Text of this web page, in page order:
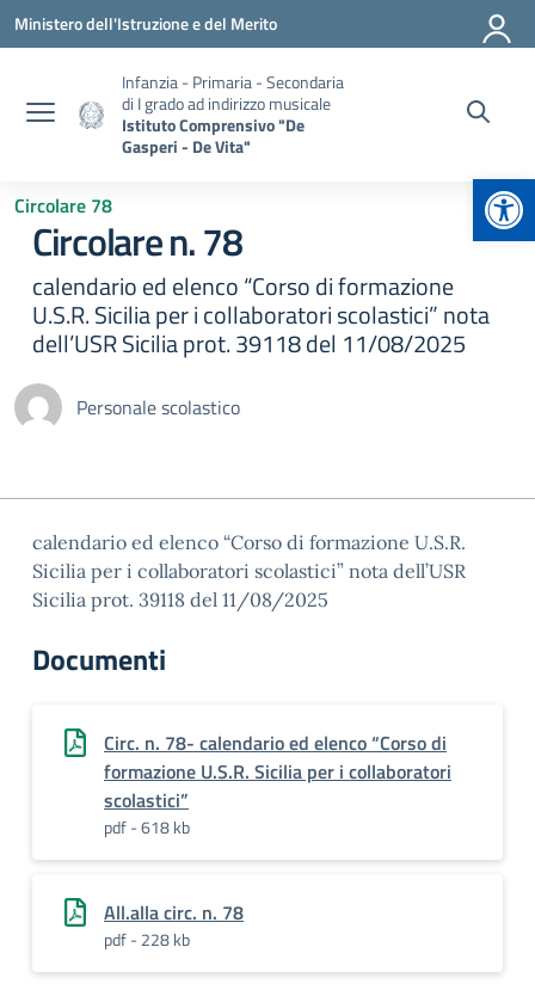
Vai ai contenuti
Vai al menu di navigazione
Vai al footer
Ministero dell'Istruzione e del Merito
Infanzia - Primaria - Secondaria
di I grado ad indirizzo musicale
Istituto Comprensivo "De
Gasperi - De Vita"
Circolare 78
Circolare n. 78
calendario ed elenco “Corso di formazione
U.S.R. Sicilia per i collaboratori scolastici” nota
dell’USR Sicilia prot. 39118 del 11/08/2025
Personale scolastico
calendario ed elenco “Corso di formazione U.S.R.
Sicilia per i collaboratori scolastici” nota dell’USR
Sicilia prot. 39118 del 11/08/2025
Documenti
Circ. n. 78- calendario ed elenco “Corso di
formazione U.S.R. Sicilia per i collaboratori
scolastici”
pdf - 618 kb
All.alla circ. n. 78
pdf - 228 kb